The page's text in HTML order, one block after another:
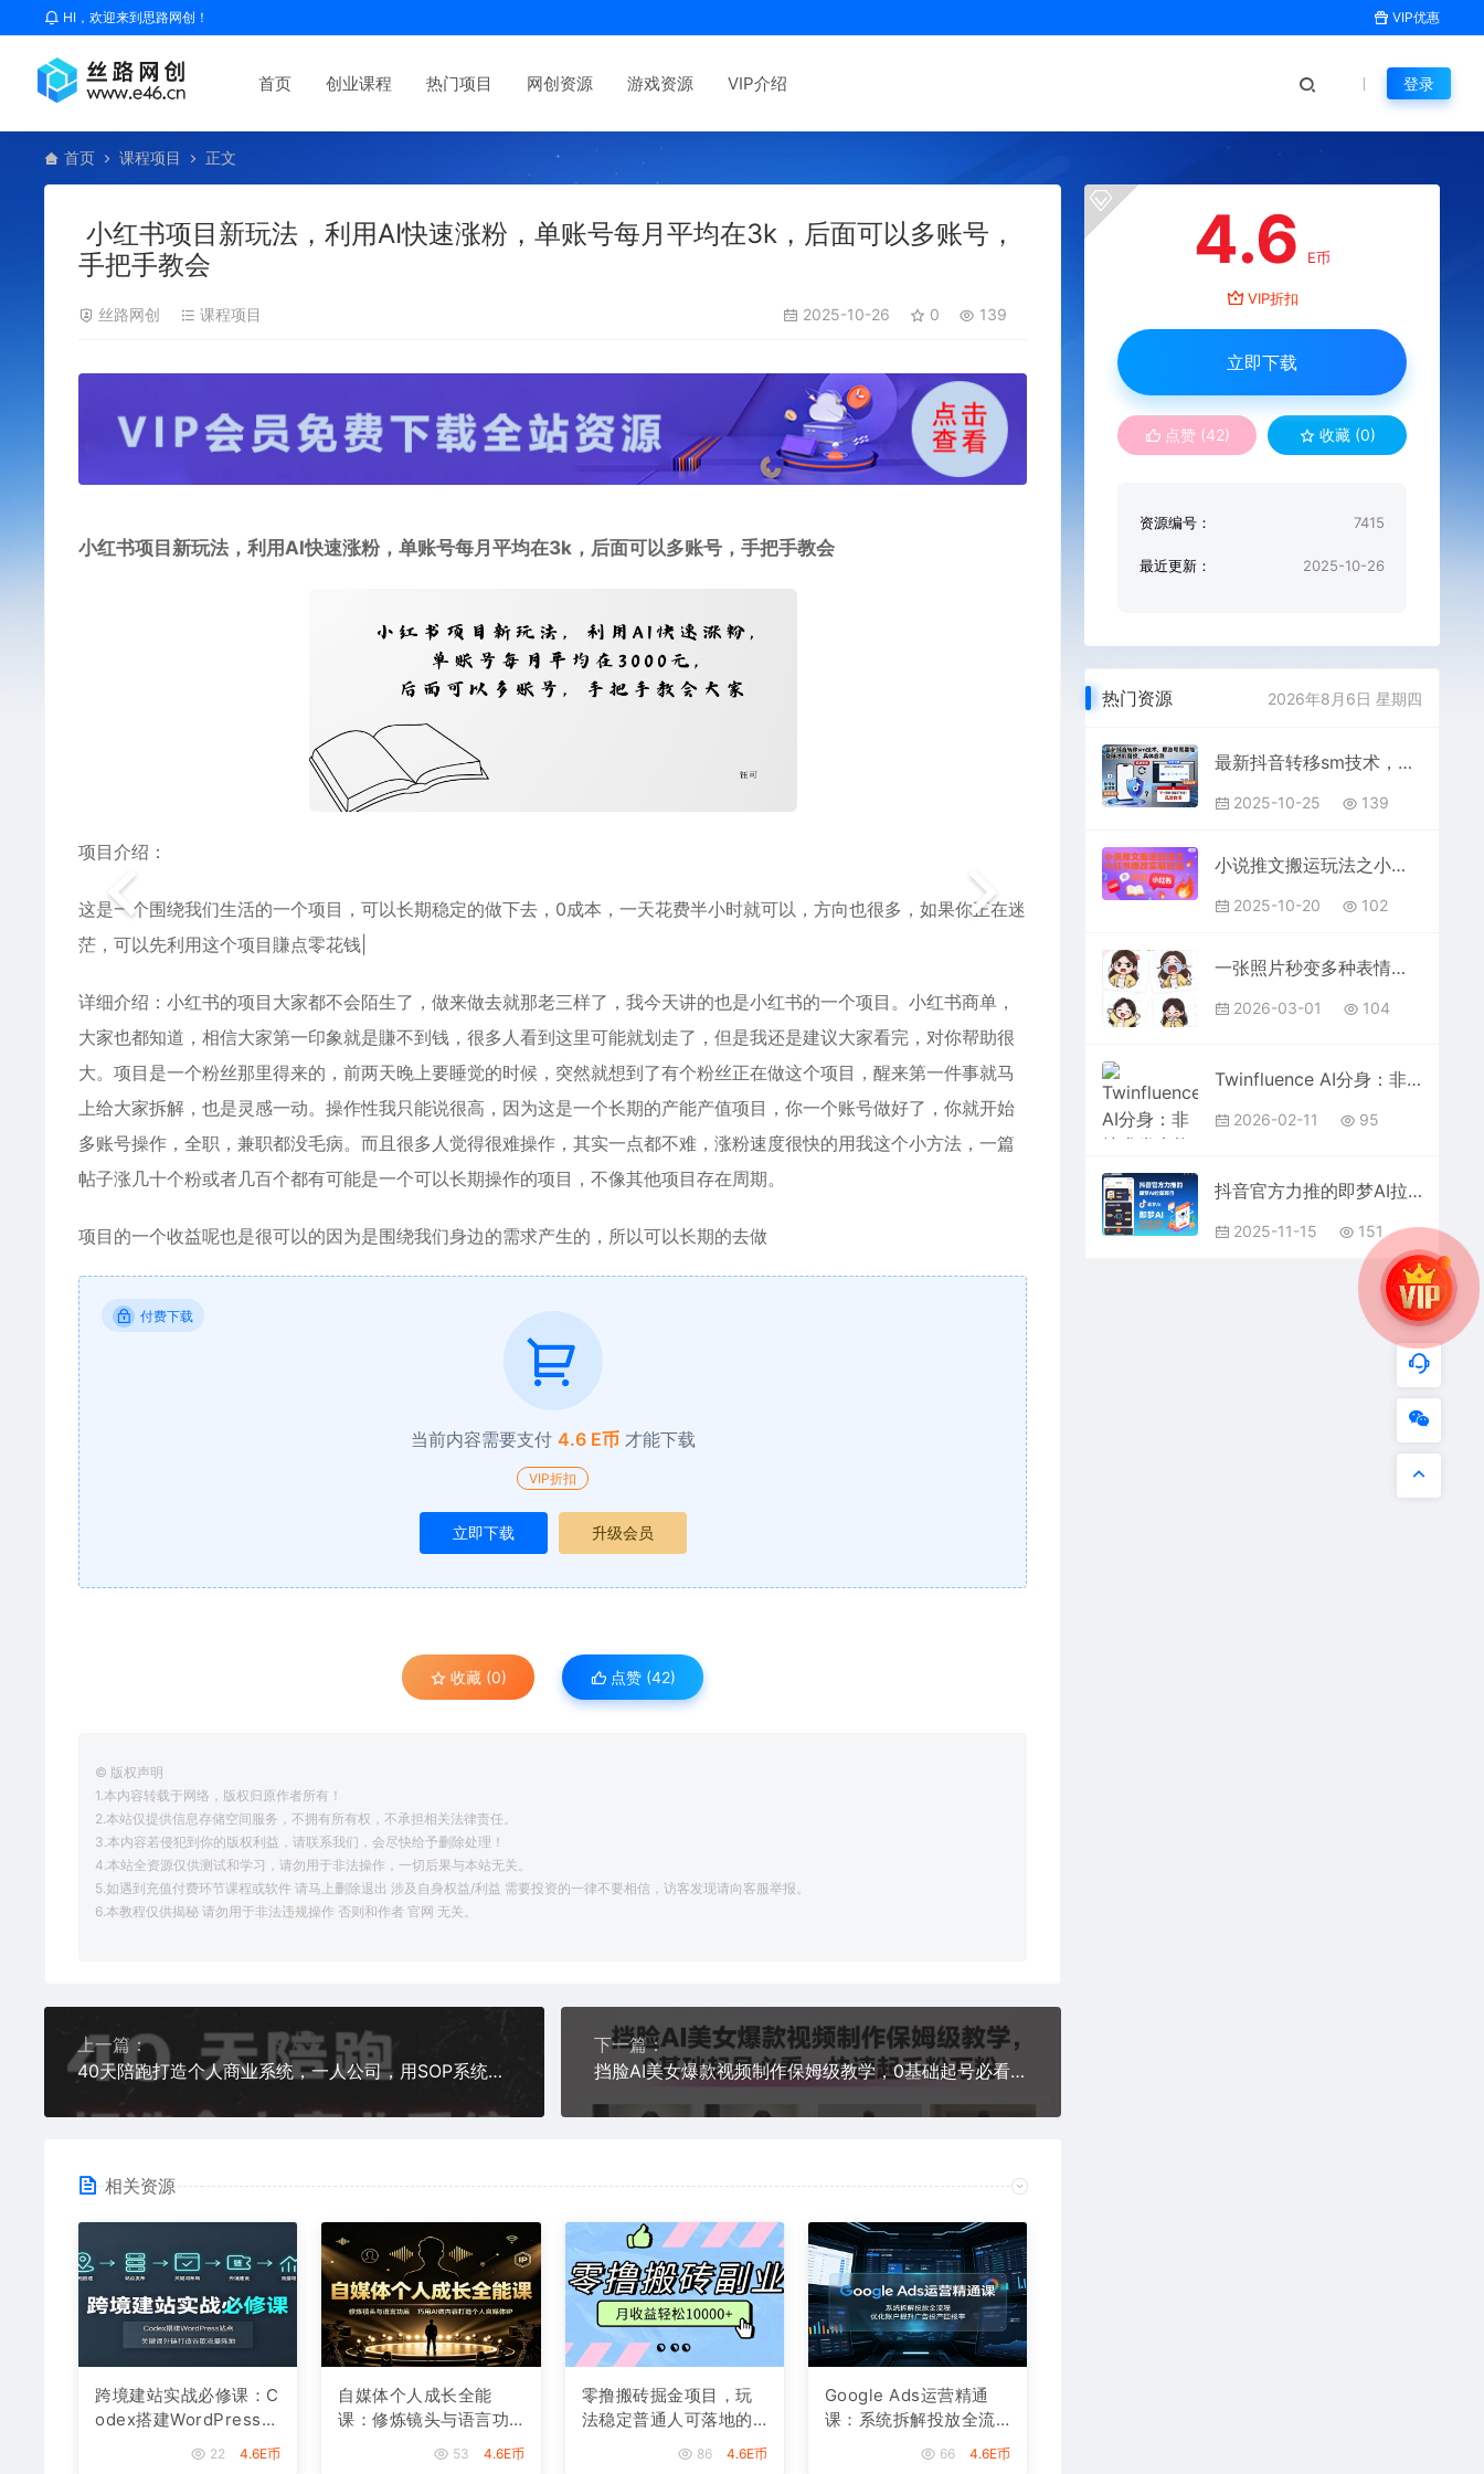
HI，欢迎来到思路网创！ VIP优惠
首页 创业课程 热门项目 网创资源 游戏资源 VIP介绍 登录
首页 课程项目 正文
小红书项目新玩法，利用AI快速涨粉，单账号每月平均在3k，后面可以多账号，
手把手教会
丝路网创 课程项目 2025-10-26 0 139
小红书项目新玩法，利用AI快速涨粉，单账号每月平均在3k，后面可以多账号，手把手教会
项目介绍：
这是一个围绕我们生活的一个项目，可以长期稳定的做下去，0成本，一天花费半小时就可以，方向也很多，如果你正在迷
茫，可以先利用这个项目賺点零花钱|
详细介绍：小红书的项目大家都不会陌生了，做来做去就那老三样了，我今天讲的也是小红书的一个项目。小红书商单，
大家也都知道，相信大家第一印象就是賺不到钱，很多人看到这里可能就划走了，但是我还是建议大家看完，对你帮助很
大。项目是一个粉丝那里得来的，前两天晚上要睡觉的时候，突然就想到了有个粉丝正在做这个项目，醒来第一件事就马
上给大家拆解，也是灵感一动。操作性我只能说很高，因为这是一个长期的产能产值项目，你一个账号做好了，你就开始
多账号操作，全职，兼职都没毛病。而且很多人觉得很难操作，其实一点都不难，涨粉速度很快的用我这个小方法，一篇
帖子涨几十个粉或者几百个都有可能是一个可以长期操作的项目，不像其他项目存在周期。
项目的一个收益呢也是很可以的因为是围绕我们身边的需求产生的，所以可以长期的去做
付费下载
当前内容需要支付 4.6 E币 才能下载
VIP折扣
立即下载 升级会员
收藏 (0) 点赞 (42)
© 版权声明
1.本内容转载于网络，版权归原作者所有！
2.本站仅提供信息存储空间服务，不拥有所有权，不承担相关法律责任。
3.本内容若侵犯到你的版权利益，请联系我们，会尽快给予删除处理！
4.本站全资源仅供测试和学习，请勿用于非法操作，一切后果与本站无关。
5.如遇到充值付费环节课程或软件 请马上删除退出 涉及自身权益/利益 需要投资的一律不要相信，访客发现请向客服举报。
6.本教程仅供揭秘 请勿用于非法违规操作 否则和作者 官网 无关。
上一篇：
40天陪跑打造个人商业系统，一人公司，用SOP系统跑出百W变现
下一篇：
挡脸AI美女爆款视频制作保姆级教学，0基础起号必看，快速起千粉万粉
相关资源
跨境建站实战必修课：C
odex搭建WordPress站
点，关键词外链打造谷
22 4.6E币
自媒体个人成长全能
课：修炼镜头与语言功
底，巧用AI做内容打造
53 4.6E币
零撸搬砖掘金项目，玩
法稳定普通人可落地的
长期副业，月收益轻松1
86 4.6E币
Google Ads运营精通
课：系统拆解投放全流
程，优化账户提升广告
66 4.6E币
4.6 E币
VIP折扣
立即下载
点赞 (42) 收藏 (0)
资源编号： 7415
最近更新： 2025-10-26
热门资源 2026年8月6日 星期四
最新抖音转移sm技术，原账号需要能登陆才能替换，具体自测
2025-10-25 139
小说推文搬运玩法之小红书，小红书爆改实长炸裂玩法
2025-10-20 102
一张照片秒变多种表情包，三步就能拥有专属表情包库，零门槛玩转社交新玩法【文档】
2026-03-01 104
Twinfluence AI分身：非技术党也能做，品牌内容省时做，还能轻松带货
2026-02-11 95
抖音官方力推的即梦AI拉新项目，0粉丝也能日入857+（附即梦AI拉新推广入口及教学）
2025-11-15 151